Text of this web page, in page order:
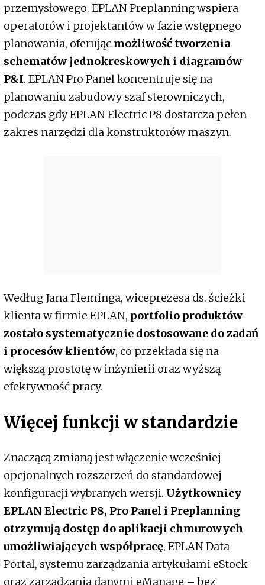
przemysłowego. EPLAN Preplanning wspiera
operatorów i projektantów w fazie wstępnego
planowania, oferując możliwość tworzenia
schematów jednokreskowych i diagramów
P&I. EPLAN Pro Panel koncentruje się na
planowaniu zabudowy szaf sterowniczych,
podczas gdy EPLAN Electric P8 dostarcza pełen
zakres narzędzi dla konstruktorów maszyn.
Według Jana Fleminga, wiceprezesa ds. ścieżki
klienta w firmie EPLAN, portfolio produktów
zostało systematycznie dostosowane do zadań
i procesów klientów, co przekłada się na
większą prostotę w inżynierii oraz wyższą
efektywność pracy.
Więcej funkcji w standardzie
Znaczącą zmianą jest włączenie wcześniej
opcjonalnych rozszerzeń do standardowej
konfiguracji wybranych wersji. Użytkownicy
EPLAN Electric P8, Pro Panel i Preplanning
otrzymują dostęp do aplikacji chmurowych
umożliwiających współpracę, EPLAN Data
Portal, systemu zarządzania artykułami eStock
oraz zarządzania danymi eManage – bez